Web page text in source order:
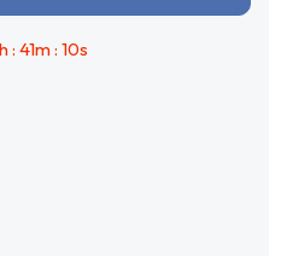
h : 41m : 09s